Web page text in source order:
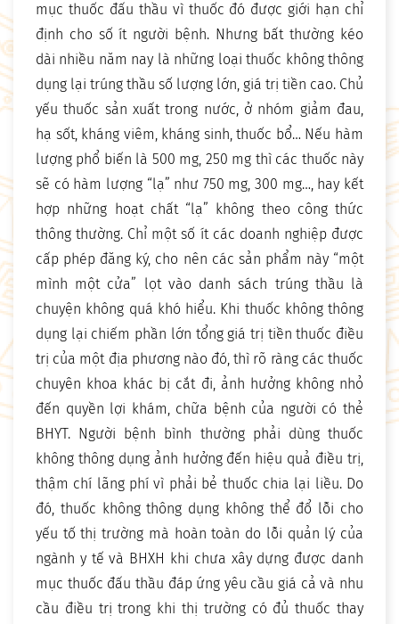
mục thuốc đấu thầu vì thuốc đó được giới hạn chỉ
định cho số ít người bệnh. Nhưng bất thường kéo
dài nhiều năm nay là những loại thuốc không thông
dụng lại trúng thầu số lượng lớn, giá trị tiền cao. Chủ
yếu thuốc sản xuất trong nước, ở nhóm giảm đau,
hạ sốt, kháng viêm, kháng sinh, thuốc bổ… Nếu hàm
lượng phổ biến là 500 mg, 250 mg thì các thuốc này
sẽ có hàm lượng “lạ” như 750 mg, 300 mg…, hay kết
hợp những hoạt chất “lạ” không theo công thức
thông thường. Chỉ một số ít các doanh nghiệp được
cấp phép đăng ký, cho nên các sản phẩm này “một
mình một cửa” lọt vào danh sách trúng thầu là
chuyện không quá khó hiểu. Khi thuốc không thông
dụng lại chiếm phần lớn tổng giá trị tiền thuốc điều
trị của một địa phương nào đó, thì rõ ràng các thuốc
chuyên khoa khác bị cắt đi, ảnh hưởng không nhỏ
đến quyền lợi khám, chữa bệnh của người có thẻ
BHYT. Người bệnh bình thường phải dùng thuốc
không thông dụng ảnh hưởng đến hiệu quả điều trị,
thậm chí lãng phí vì phải bẻ thuốc chia lại liều. Do
đó, thuốc không thông dụng không thể đổ lỗi cho
yếu tố thị trường mà hoàn toàn do lỗi quản lý của
ngành y tế và BHXH khi chưa xây dựng được danh
mục thuốc đấu thầu đáp ứng yêu cầu giá cả và nhu
cầu điều trị trong khi thị trường có đủ thuốc thay